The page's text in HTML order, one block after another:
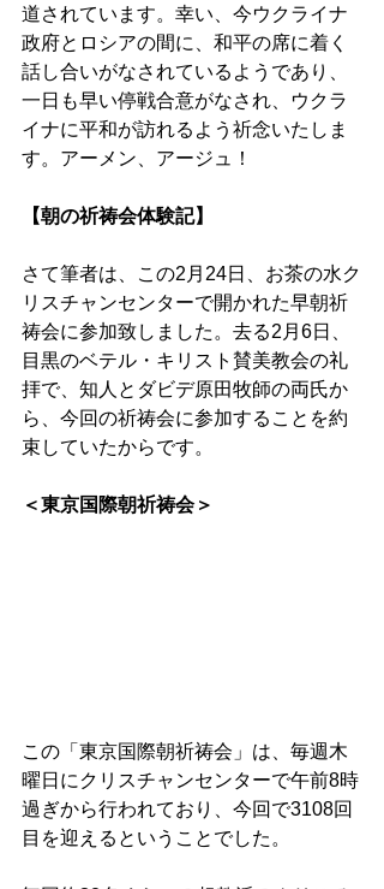
道されています。幸い、今ウクライナ
政府とロシアの間に、和平の席に着く
話し合いがなされているようであり、
一日も早い停戦合意がなされ、ウクラ
イナに平和が訪れるよう祈念いたしま
す。アーメン、アージュ！
【朝の祈祷会体験記】
さて筆者は、この2月24日、お茶の水ク
リスチャンセンターで開かれた早朝祈
祷会に参加致しました。去る2月6日、
目黒のベテル・キリスト賛美教会の礼
拝で、知人とダビデ原田牧師の両氏か
ら、今回の祈祷会に参加することを約
束していたからです。
＜東京国際朝祈祷会＞
この「東京国際朝祈祷会」は、毎週木
曜日にクリスチャンセンターで午前8時
過ぎから行われており、今回で3108回
目を迎えるということでした。